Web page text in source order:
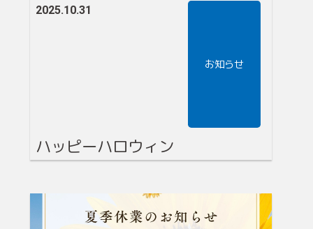
2025.10.31
お知らせ
ハッピーハロウィン